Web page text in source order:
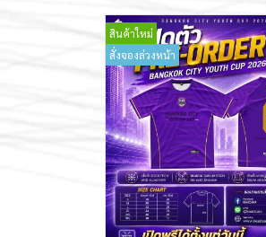
สินค้าใหม่
สั่งจองล่วงหน้า